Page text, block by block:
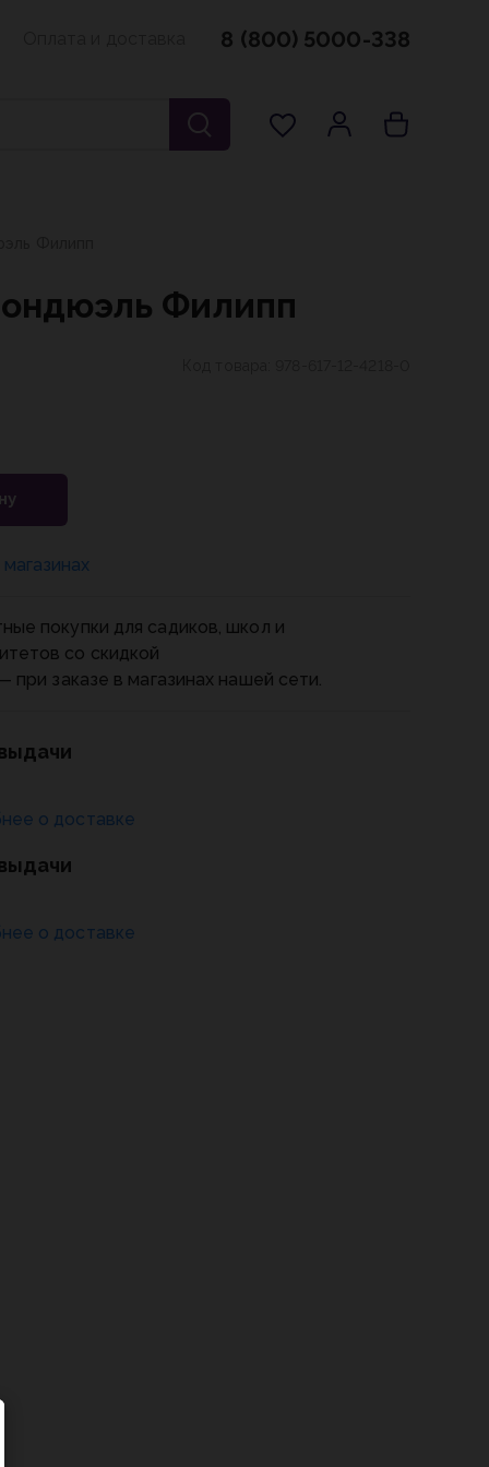
8 (800) 5000-338
Филипп
покупки для садиков, школ и
со скидкой
при заказе в магазинах нашей сети.
о доставке
о доставке